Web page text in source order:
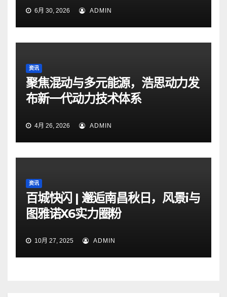
6月 30, 2026 ADMIN
资讯
聚焦混动与多元能源，浩思动力发
布新一代动力技术体系
4月 26, 2026 ADMIN
资讯
百城快闪 | 邂逅南昌秋日，风景i与
图雅诺X6实力圈粉
10月 27, 2025 ADMIN